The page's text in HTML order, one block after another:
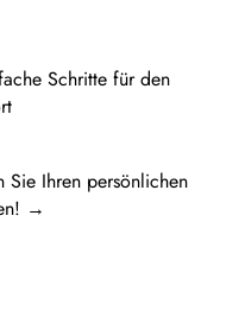
Schritte für den
Ihren persönlichen
→